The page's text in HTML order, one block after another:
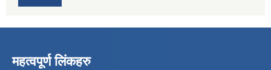
महत्वपूर्ण लिंकहरु